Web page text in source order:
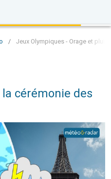
/ Jeux Olympiques - Orage et
cérémonie des